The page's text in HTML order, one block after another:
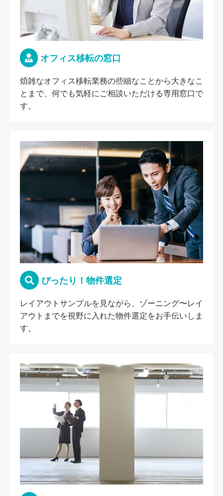
オフィス移転の窓口
煩雑なオフィス移転業務の些細なことから大きなこ
とまで、何でも気軽にご相談いただける専用窓口で
す。
ぴったり！物件選定
レイアウトサンプルを見ながら、ゾーニング〜レイ
アウトまでを視野に入れた物件選定をお手伝いしま
す。